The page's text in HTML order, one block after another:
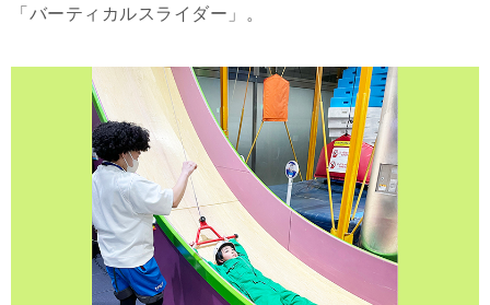
「バーティカルスライダー」。